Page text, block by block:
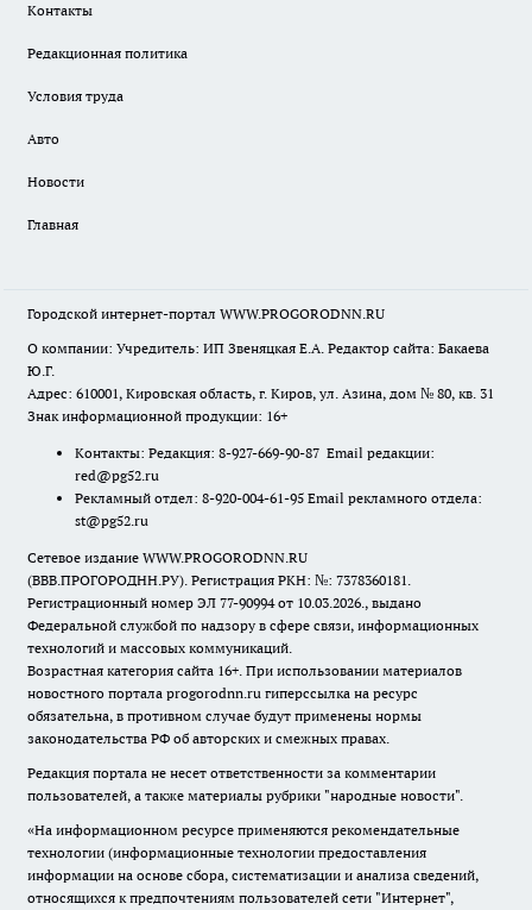
Контакты
Редакционная политика
Условия труда
Авто
Новости
Главная
Городской интернет-портал WWW.PROGORODNN.RU
О компании: Учредитель: ИП Звеняцкая Е.А. Редактор сайта: Бакаева
Ю.Г.
Адрес: 610001, Кировская область, г. Киров, ул. Азина, дом № 80, кв. 31
Знак информационной продукции: 16+
Контакты: Редакция: 8-927-669-90-87 Email редакции:
red@pg52.ru
Рекламный отдел: 8-920-004-61-95 Email рекламного отдела:
st@pg52.ru
Сетевое издание WWW.PROGORODNN.RU
(ВВВ.ПРОГОРОДНН.РУ). Регистрация РКН: №: 7378360181.
Регистрационный номер ЭЛ 77-90994 от 10.03.2026., выдано
Федеральной службой по надзору в сфере связи, информационных
технологий и массовых коммуникаций.
Возрастная категория сайта 16+. При использовании материалов
новостного портала progorodnn.ru гиперссылка на ресурс
обязательна, в противном случае будут применены нормы
законодательства РФ об авторских и смежных правах.
Редакция портала не несет ответственности за комментарии
пользователей, а также материалы рубрики "народные новости".
«На информационном ресурсе применяются рекомендательные
технологии (информационные технологии предоставления
информации на основе сбора, систематизации и анализа сведений,
относящихся к предпочтениям пользователей сети "Интернет",